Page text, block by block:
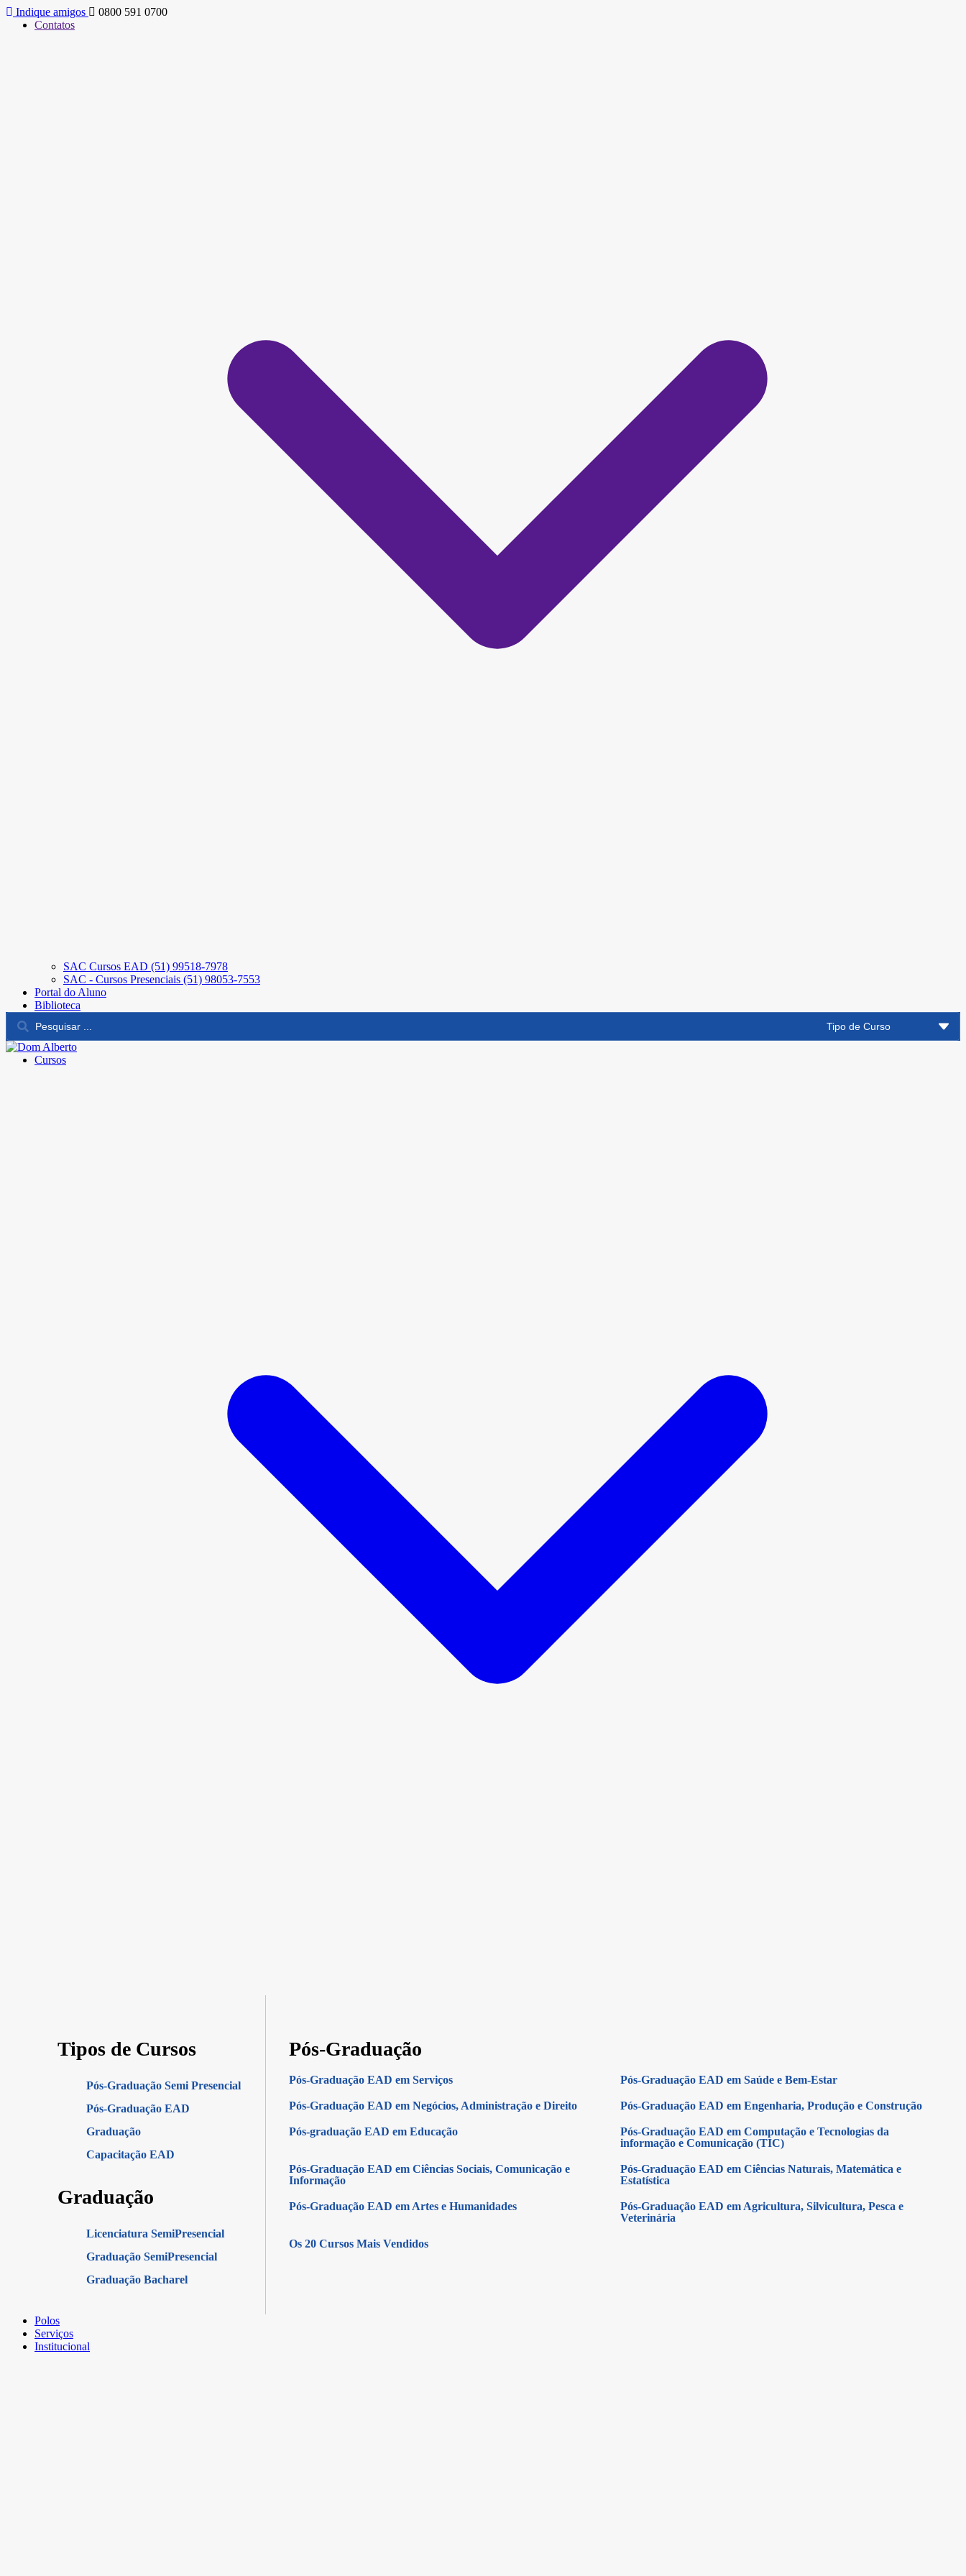
Indique amigos
0800 591 0700
Contatos
SAC Cursos EAD (51) 99518-7978
SAC - Cursos Presenciais (51) 98053-7553
Portal do Aluno
Biblioteca
Cursos
Tipos de Cursos
Pós-Graduação Semi Presencial
Pós-Graduação EAD
Graduação
Capacitação EAD
Graduação
Licenciatura SemiPresencial
Graduação SemiPresencial
Graduação Bacharel
Pós-Graduação
Pós-Graduação EAD em Serviços Pós-Graduação EAD em Saúde e Bem-Estar
Pós-Graduação EAD em Negócios, Administração e Direito Pós-Graduação EAD em Engenharia, Produção e Construção
Pós-graduação EAD em Educação
Pós-Graduação EAD em Computação e Tecnologias da
informação e Comunicação (TIC)
Pós-Graduação EAD em Ciências Sociais, Comunicação e
Informação
Pós-Graduação EAD em Ciências Naturais, Matemática e
Estatística
Pós-Graduação EAD em Artes e Humanidades
Pós-Graduação EAD em Agricultura, Silvicultura, Pesca e
Veterinária
Os 20 Cursos Mais Vendidos
Polos
Serviços
Institucional